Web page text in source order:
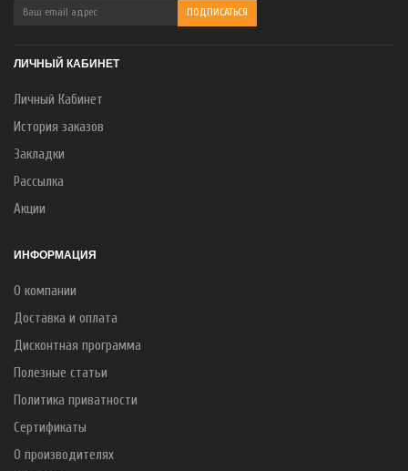
ЛИЧНЫЙ КАБИНЕТ
Личный Кабинет
История заказов
Закладки
Рассылка
Акции
ИНФОРМАЦИЯ
О компании
Доставка и оплата
Дисконтная программа
Полезные статьи
Политика приватности
Сертификаты
О производителях